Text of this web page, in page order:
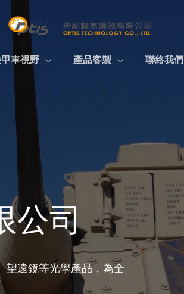
車視野 產品客製 聯絡我們
公司
望遠鏡等光學產品，為全